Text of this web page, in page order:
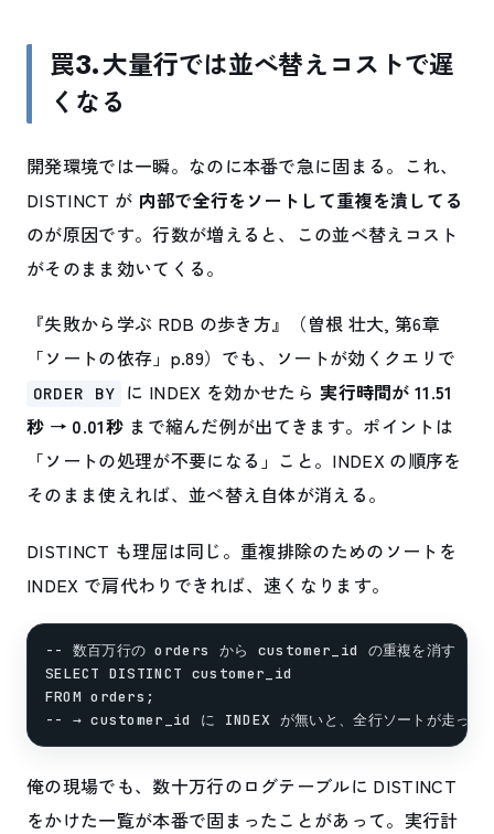
罠3. 大量行では並べ替えコストで遅
くなる
開発環境では一瞬。なのに本番で急に固まる。これ、
DISTINCT が 内部で全行をソートして重複を潰してる
のが原因です。行数が増えると、この並べ替えコスト
がそのまま効いてくる。
『失敗から学ぶ RDB の歩き方』（曽根 壮大, 第6章
「ソートの依存」p.89）でも、ソートが効くクエリで
ORDER BY に INDEX を効かせたら 実行時間が 11.51
秒 → 0.01秒 まで縮んだ例が出てきます。ポイントは
「ソートの処理が不要になる」こと。INDEX の順序を
そのまま使えれば、並べ替え自体が消える。
DISTINCT も理屈は同じ。重複排除のためのソートを
INDEX で肩代わりできれば、速くなります。
-- 数百万行の orders から customer_id の重複を消す
SELECT DISTINCT customer_id
FROM orders;
俺の現場でも、数十万行のログテーブルに DISTINCT
をかけた一覧が本番で固まったことがあって。実行計